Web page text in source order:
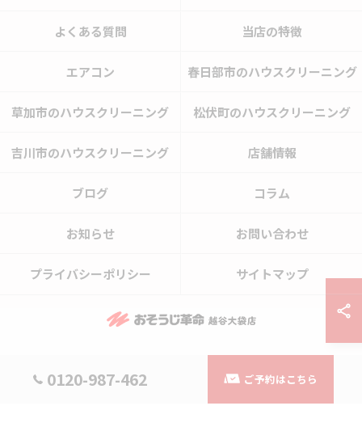
0120-987-462 ご予約はこちら
よくある質問 当店の特徴
エアコン 春日部市のハウスクリーニング
草加市のハウスクリーニング 松伏町のハウスクリーニング
吉川市のハウスクリーニング 店舗情報
ブログ コラム
お知らせ お問い合わせ
プライバシーポリシー サイトマップ
© 2026 埼玉県越谷市のハウスクリーニングならおそうじ革命越谷大袋店 ALL
RIGHTS RESERVED.